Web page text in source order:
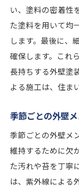
住民の
地域特
実例に
住まいの資
計画的
資産価
市場価
長期的な
ョン
い、塗料の密着性
た塗料を用いて均
します。最後に、
確保します。これ
長持ちする外壁塗
よる施工は、住ま
季節ごとの外壁
季節ごとの外壁メ
維持するために欠
た汚れや苔を丁寧
は、紫外線による